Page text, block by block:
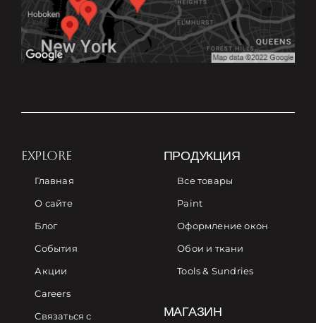
EXPLORE
Главная
О сайте
Блог
События
Акции
Careers
Связаться с
ПРОДУКЦИЯ
Все товары
Paint
Оформление окон
Обои и ткани
Tools & Sundries
МАГАЗИН